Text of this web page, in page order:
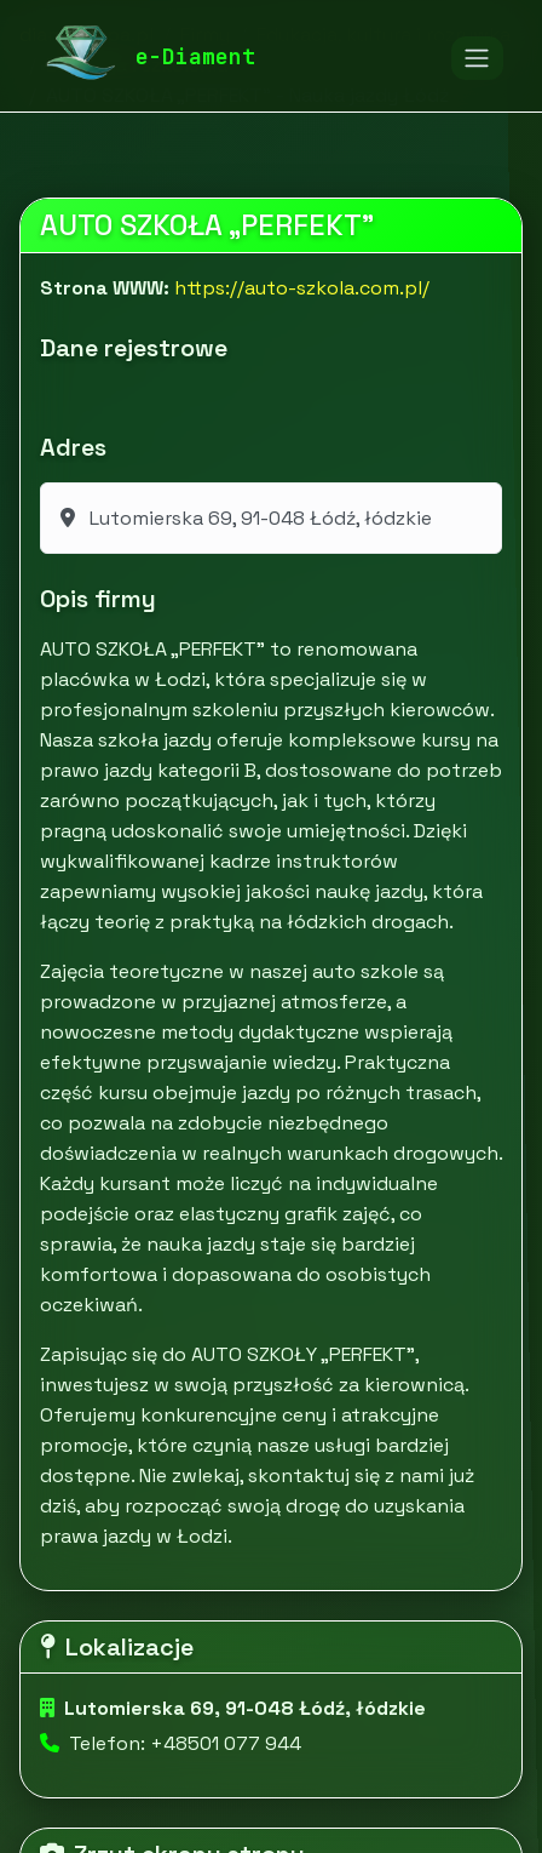
e-Diament
diamentspa.pl
Edukacja i szkolenia
AUTO SZKOŁA „PERFEKT”
Strona WWW: https://auto-szkola.com.pl/
Dane rejestrowe
Adres
Lutomierska 69, 91-048 Łódź, łódzkie
Opis firmy
AUTO SZKOŁA „PERFEKT” to renomowana
placówka w Łodzi, która specjalizuje się w
profesjonalnym szkoleniu przyszłych kierowców.
Nasza szkoła jazdy oferuje kompleksowe kursy na
prawo jazdy kategorii B, dostosowane do potrzeb
zarówno początkujących, jak i tych, którzy
pragną udoskonalić swoje umiejętności. Dzięki
wykwalifikowanej kadrze instruktorów
zapewniamy wysokiej jakości naukę jazdy, która
łączy teorię z praktyką na łódzkich drogach.
Zajęcia teoretyczne w naszej auto szkole są
prowadzone w przyjaznej atmosferze, a
nowoczesne metody dydaktyczne wspierają
efektywne przyswajanie wiedzy. Praktyczna
część kursu obejmuje jazdy po różnych trasach,
co pozwala na zdobycie niezbędnego
doświadczenia w realnych warunkach drogowych.
Każdy kursant może liczyć na indywidualne
podejście oraz elastyczny grafik zajęć, co
sprawia, że nauka jazdy staje się bardziej
komfortowa i dopasowana do osobistych
oczekiwań.
Zapisując się do AUTO SZKOŁY „PERFEKT”,
inwestujesz w swoją przyszłość za kierownicą.
Oferujemy konkurencyjne ceny i atrakcyjne
promocje, które czynią nasze usługi bardziej
dostępne. Nie zwlekaj, skontaktuj się z nami już
dziś, aby rozpocząć swoją drogę do uzyskania
prawa jazdy w Łodzi.
Lokalizacje
Lutomierska 69, 91-048 Łódź, łódzkie
Telefon: +48501 077 944